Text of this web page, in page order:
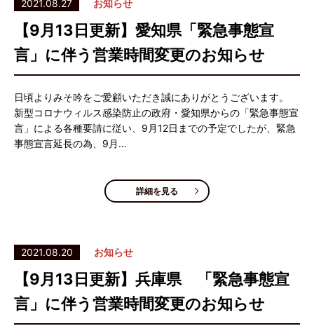
2021.08.27 お知らせ
【9月13日更新】愛知県「緊急事態宣
言」に伴う営業時間変更のお知らせ
日頃よりみそ吟をご愛顧いただき誠にありがとうございます。
新型コロナウィルス感染防止の政府・愛知県からの「緊急事態宣
言」による各種要請に従い、9月12日までの予定でしたが、緊急
事態宣言延長の為、9月…
詳細を見る
2021.08.20 お知らせ
【9月13日更新】兵庫県 「緊急事態宣
言」に伴う営業時間変更のお知らせ